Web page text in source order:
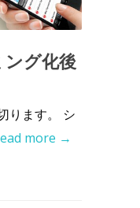
グ化後
ります。 シ
more →